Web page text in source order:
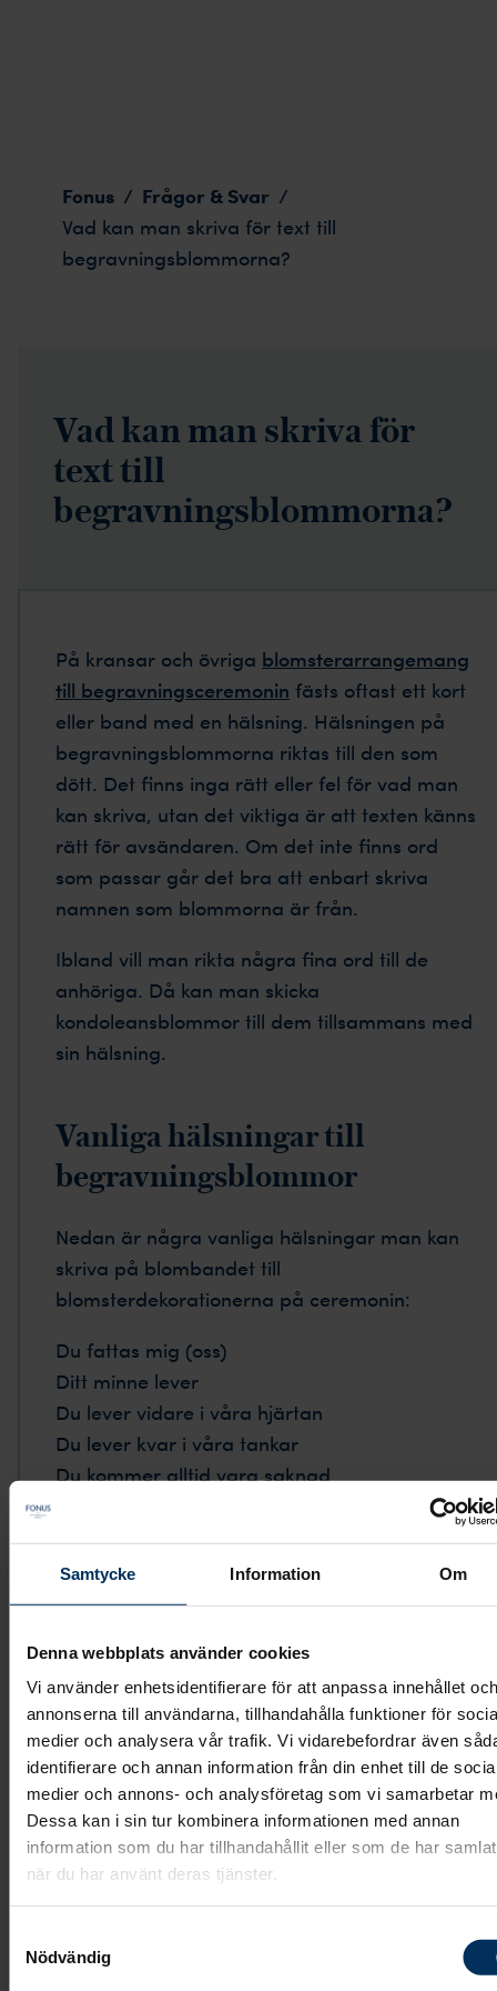
Samtycke Information Om
Denna webbplats använder cookies
Vi använder enhetsidentifierare för att anpassa innehållet och
annonserna till användarna, tillhandahålla funktioner för
medier och analysera vår trafik. Vi vidarebefordrar även
identifierare och annan information från din enhet till de
medier och annons- och analysföretag som vi samarbetar
Dessa kan i sin tur kombinera informationen med annan
information som du har tillhandahållit eller som de har
när du har använt deras tjänster.
Nödvändig
Fonus / Frågor & Svar /
Vad kan man skriva för text till
begravningsblommorna?
Vad kan man skriva för
text till
begravningsblommorna?
På kransar och övriga blomsterarrangemang
till begravningsceremonin fästs oftast ett kort
eller band med en hälsning. Hälsningen på
begravningsblommorna riktas till den som
dött. Det finns inga rätt eller fel för vad man
kan skriva, utan det viktiga är att texten känns
rätt för avsändaren. Om det inte finns ord
som passar går det bra att enbart skriva
namnen som blommorna är från.
Ibland vill man rikta några fina ord till de
anhöriga. Då kan man skicka
kondoleansblommor till dem tillsammans med
sin hälsning.
Vanliga hälsningar till
begravningsblommor
Nedan är några vanliga hälsningar man kan
skriva på blombandet till
blomsterdekorationerna på ceremonin:
Du fattas mig (oss)
Ditt minne lever
Du lever vidare i våra hjärtan
Du lever kvar i våra tankar
Du kommer alltid vara saknad
Ett (mitt, vårt) sista tack och farväl
Fridfull vila
Frid över ditt minne
I ljust minne bevarad
Jag (vi) kommer aldrig att glömma dig
Jag kommer alltid att minnas dig
Tack och farväl
Tack för allt du gav